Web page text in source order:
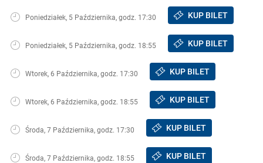
Poniedziałek, 5 Października, godz. 17:30 KUP BILET
Poniedziałek, 5 Października, godz. 18:55 KUP BILET
Wtorek, 6 Października, godz. 17:30 KUP BILET
Wtorek, 6 Października, godz. 18:55 KUP BILET
Środa, 7 Października, godz. 17:30 KUP BILET
Środa, 7 Października, godz. 18:55 KUP BILET